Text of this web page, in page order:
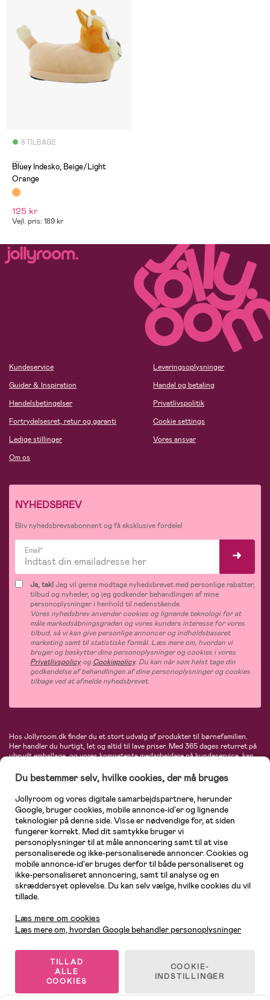
8 TILBAGE
(0)
Bluey Indesko, Beige/Light
Orange
125 kr
Vejl. pris: 189 kr
Kundeservice
Guider & Inspiration
Handelsbetingelser
Fortrydelsesret, retur og garanti
Ledige stillinger
Om os
Leveringsoplysninger
Handel og betaling
Privatlivspolitik
Cookie settings
Vores ansvar
NYHEDSBREV
Bliv nyhedsbrevsabonnent og få eksklusive fordele!
Email*
Ja, tak!Jeg vil gerne modtage nyhedsbrevet med personlige rabatter,
tilbud og nyheder, og jeg godkender behandlingen af mine
personoplysninger i henhold til nedenstående.
Vores nyhedsbrev anvender cookies og lignende teknologi for at
måle markedsåbningsgraden og vores kunders interesse for vores
tilbud, så vi kan give personlige annoncer og indholdsbaseret
marketing samt til statistiske formål. Læs mere om, hvordan vi
bruger og beskytter dine personoplysninger og cookies i vores
PrivatlivspolicyogCookiepolicy. Du kan når som helst tage din
godkendelse af behandlingen af dine personoplysninger og cookies
tilbage ved at afmelde nyhedsbrevet.
Hos Jollyroom.dk finder du et stort udvalg af produkter til børnefamilien.
Her handler du hurtigt, let og altid til lave priser. Med 365 dages returret på
ubrudt emballage, og vores kompetente medarbejdere på kundeservice, kan
barnevogne, autostole, børne- og babytøj, produkter til gravide og ammende
mødre, indretning og inspiration, legetøj, babyudstyr og meget mere. Vi
tilbyder produkter fra velkendte varemærker som Britax, Maxi-Cosi, Baby
Jogger, BabyBjörn, Didriksons, KidKraft, Ergobaby, Phillips Avent, Neonate,
Cybex, LEGO og mange flere. Kort sagt - et kæmpe sortiment venter på dig!
© 2026 Jollyroom AB. Alle rettigheder forbeholdes.
Du bestemmer selv, hvilke cookies, der må bruges
Jollyroom og vores digitale samarbejdspartnere, herunder
Google, bruger cookies, mobile annonce-id'er og lignende
teknologier på denne side. Visse er nødvendige for, at siden
fungerer korrekt. Med dit samtykke bruger vi
personoplysninger til at måle annoncering samt til at vise
personaliserede og ikke-personaliserede annoncer. Cookies og
mobile annonce-id'er bruges derfor til både personaliseret og
ikke-personaliseret annoncering, samt til analyse og en
skræddersyet oplevelse. Du kan selv vælge, hvilke cookies du vil
tillade.
Læs mere om cookies
Læs mere om, hvordan Google behandler personoplysninger
TILLAD
ALLE
COOKIES
COOKIE-
INDSTILLINGER